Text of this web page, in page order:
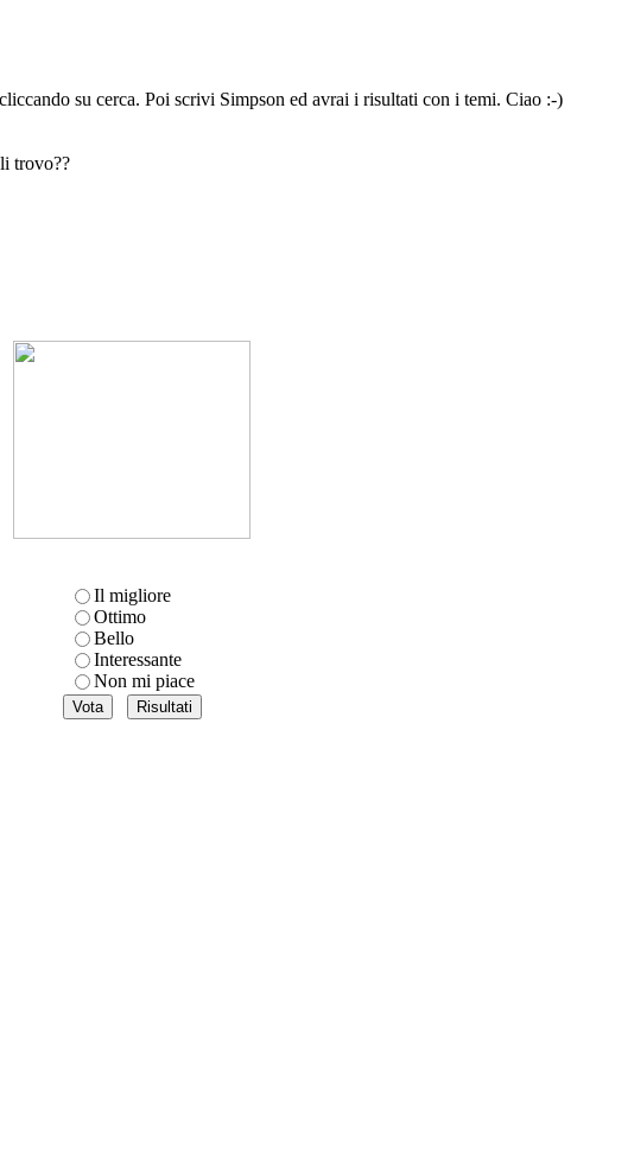
su cerca. Poi scrivi Simpson ed avrai i risultati con i temi. Ciao :-)
trovo??
Il migliore
Ottimo
Bello
Interessante
Non mi piace